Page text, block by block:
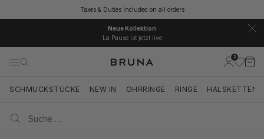
Taxes & Duties included on all orders
Neue Kollektion
La Pause ist jetzt live
BRUNA
Navigationsmenü öffnen
Suche öffnen
1
Suche
SCHMUCKSTÜCKE NEW IN OHRRINGE RINGE HALSKETTEN